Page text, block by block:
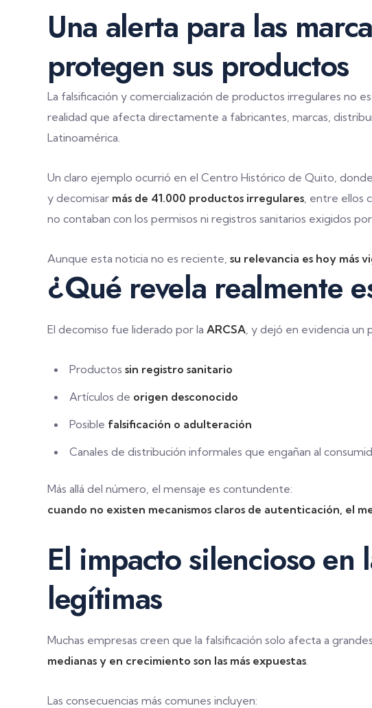
Una alerta para las
protegen sus productos
La falsificación y comercialización de productos irregulares no
realidad que afecta directamente a fabricantes, marcas,
Latinoamérica.
Un claro ejemplo ocurrió en el Centro Histórico de Quito,
y decomisar más de 41.000 productos irregulares, entre ellos
no contaban con los permisos ni registros sanitarios exigidos
Aunque esta noticia no es reciente, su relevancia es hoy más
¿Qué revela realmente
El decomiso fue liderado por la ARCSA, y dejó en evidencia un
Productos sin registro sanitario
Artículos de origen desconocido
Posible falsificación o adulteración
Canales de distribución informales que engañan al
Más allá del número, el mensaje es contundente:
cuando no existen mecanismos claros de autenticación, el
El impacto silencioso en
legítimas
Muchas empresas creen que la falsificación solo afecta a
medianas y en crecimiento son las más expuestas.
Las consecuencias más comunes incluyen: